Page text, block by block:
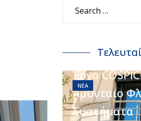
Έργο
Αμύνταιο
Συστήματα
ΝΈΑ